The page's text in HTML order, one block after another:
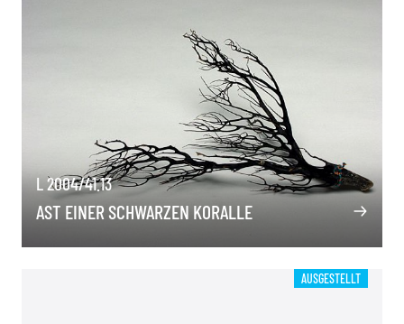
L 2004/41.13
AST EINER SCHWARZEN KORALLE
AUSGESTELLT